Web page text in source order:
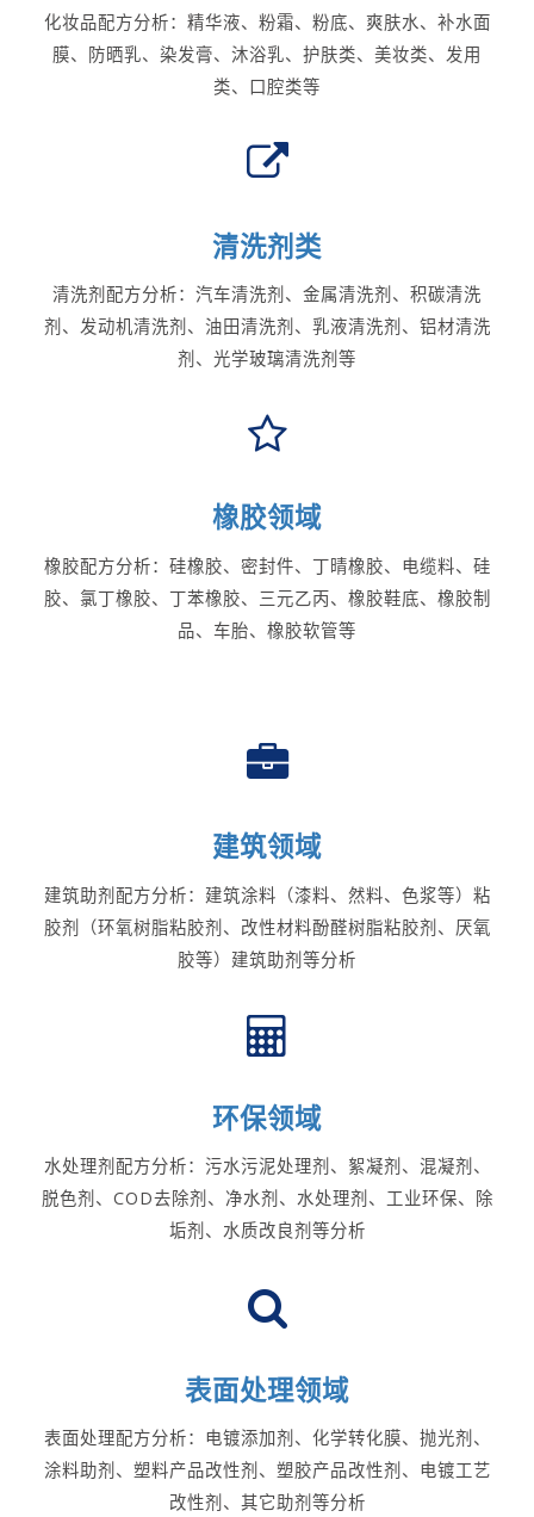
化妆品配方分析：精华液、粉霜、粉底、爽肤水、补水面
膜、防晒乳、染发膏、沐浴乳、护肤类、美妆类、发用
类、口腔类等
清洗剂类
清洗剂配方分析：汽车清洗剂、金属清洗剂、积碳清洗
剂、发动机清洗剂、油田清洗剂、乳液清洗剂、铝材清洗
剂、光学玻璃清洗剂等
橡胶领域
橡胶配方分析：硅橡胶、密封件、丁晴橡胶、电缆料、硅
胶、氯丁橡胶、丁苯橡胶、三元乙丙、橡胶鞋底、橡胶制
品、车胎、橡胶软管等
建筑领域
建筑助剂配方分析：建筑涂料（漆料、然料、色浆等）粘
胶剂（环氧树脂粘胶剂、改性材料酚醛树脂粘胶剂、厌氧
胶等）建筑助剂等分析
环保领域
水处理剂配方分析：污水污泥处理剂、絮凝剂、混凝剂、
脱色剂、COD去除剂、净水剂、水处理剂、工业环保、除
垢剂、水质改良剂等分析
表面处理领域
表面处理配方分析：电镀添加剂、化学转化膜、抛光剂、
涂料助剂、塑料产品改性剂、塑胶产品改性剂、电镀工艺
改性剂、其它助剂等分析